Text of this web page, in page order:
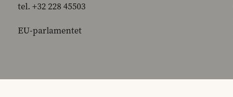
tel. +32 228 45503
EU-parlamentet